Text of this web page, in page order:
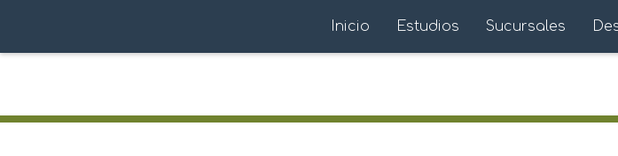
Inicio Estudios Sucursales